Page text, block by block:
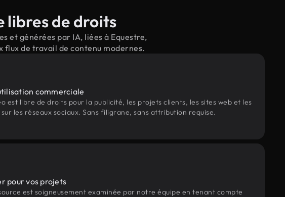
libres de droits
et générées par IA, liées à Equestre,
flux de travail de contenu modernes.
commerciale
est libre de droits pour la publicité, les projets clients, les sites web et les
les réseaux sociaux. Sans filigrane, sans attribution requise.
pour vos projets
est soigneusement examinée par notre équipe en tenant compte